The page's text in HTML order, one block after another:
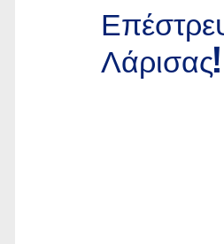
Λάρισας!